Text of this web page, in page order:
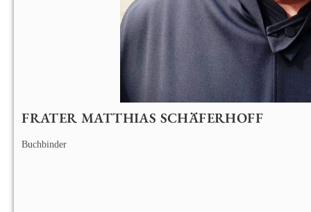
FRATER MATTHIAS SCHÄFERHOFF
Buchbinder